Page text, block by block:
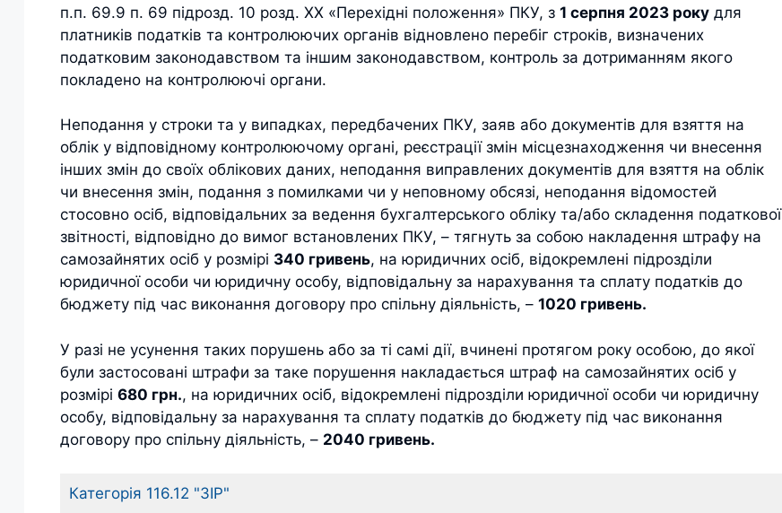
п.п. 69.9 п. 69 підрозд. 10 розд. ХХ «Перехідні положення» ПКУ, з 1 серпня 2023 року для
платників податків та контролюючих органів відновлено перебіг строків, визначених
податковим законодавством та іншим законодавством, контроль за дотриманням якого
покладено на контролюючі органи.
Неподання у строки та у випадках, передбачених ПКУ, заяв або документів для взяття на
облік у відповідному контролюючому органі, реєстрації змін місцезнаходження чи внесення
інших змін до своїх облікових даних, неподання виправлених документів для взяття на облік
чи внесення змін, подання з помилками чи у неповному обсязі, неподання відомостей
стосовно осіб, відповідальних за ведення бухгалтерського обліку та/або складення податкової
звітності, відповідно до вимог встановлених ПКУ, – тягнуть за собою накладення штрафу на
самозайнятих осіб у розмірі 340 гривень, на юридичних осіб, відокремлені підрозділи
юридичної особи чи юридичну особу, відповідальну за нарахування та сплату податків до
бюджету під час виконання договору про спільну діяльність, – 1020 гривень.
У разі не усунення таких порушень або за ті самі дії, вчинені протягом року особою, до якої
були застосовані штрафи за таке порушення накладається штраф на самозайнятих осіб у
розмірі 680 грн., на юридичних осіб, відокремлені підрозділи юридичної особи чи юридичну
особу, відповідальну за нарахування та сплату податків до бюджету під час виконання
договору про спільну діяльність, – 2040 гривень.
Категорія 116.12 "ЗІР"